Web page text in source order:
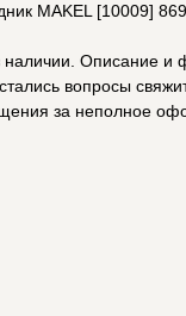
MAKEL [10009]
наличии. Описание и
вопросы
за неполное